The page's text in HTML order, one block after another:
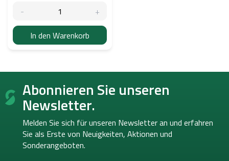
In den Warenkorb
F
ß Abonnieren Sie unseren
Newsletter.
Melden Sie sich für unseren Newsletter an und erfahren
Sie als Erste von Neuigkeiten, Aktionen und
Sonderangeboten.